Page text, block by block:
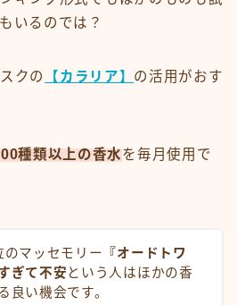
いるのでは？
クの 【カラリア】 の活用がおす
種類以上の香水を毎月使用で
のマッセモリー 『オードトワ
ぎて不安 という人はほかの香
良い機会です。